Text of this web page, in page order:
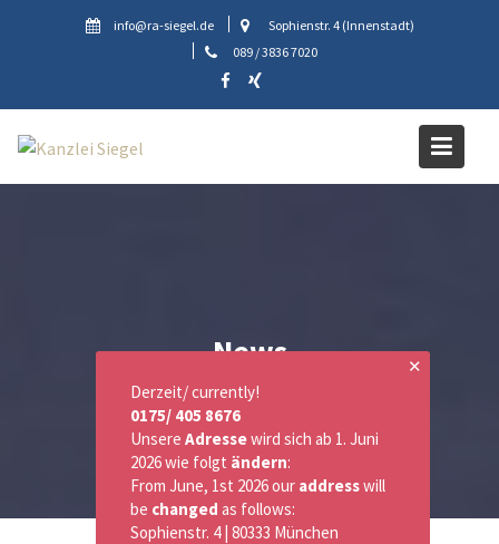
info@ra-siegel.de
Sophienstr. 4 (Innenstadt)
089 / 3836 7020
News
✕
Derzeit/ currently!
0175/ 405 8676
Unsere Adressewird sich ab 1. Juni
2026 wie folgt ändern:
From June, 1st 2026 our addresswill
be changed as follows:
Sophienstr. 4 | 80333 München